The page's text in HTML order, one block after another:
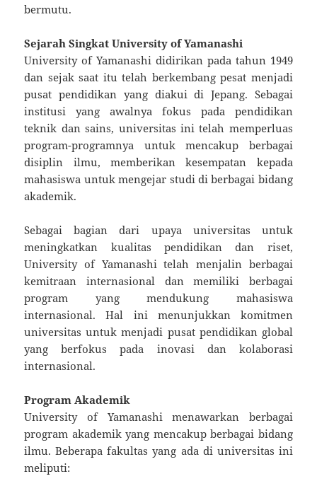
bermutu.
Sejarah Singkat University of Yamanashi
University of Yamanashi didirikan pada tahun 1949
dan sejak saat itu telah berkembang pesat menjadi
pusat pendidikan yang diakui di Jepang. Sebagai
institusi yang awalnya fokus pada pendidikan
teknik dan sains, universitas ini telah memperluas
program-programnya untuk mencakup berbagai
disiplin ilmu, memberikan kesempatan kepada
mahasiswa untuk mengejar studi di berbagai bidang
akademik.
Sebagai bagian dari upaya universitas untuk
meningkatkan kualitas pendidikan dan riset,
University of Yamanashi telah menjalin berbagai
kemitraan internasional dan memiliki berbagai
program yang mendukung mahasiswa
internasional. Hal ini menunjukkan komitmen
universitas untuk menjadi pusat pendidikan global
yang berfokus pada inovasi dan kolaborasi
internasional.
Program Akademik
University of Yamanashi menawarkan berbagai
program akademik yang mencakup berbagai bidang
ilmu. Beberapa fakultas yang ada di universitas ini
meliputi: